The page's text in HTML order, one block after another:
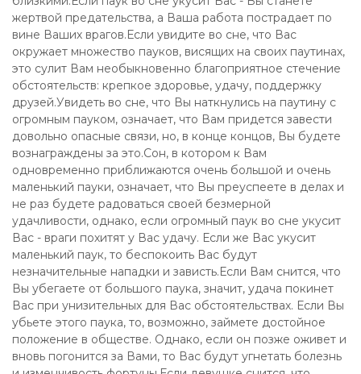
жертвой предательства, а Ваша работа пострадает по
вине Ваших врагов.Если увидите во сне, что Вас
окружает множество пауков, висящих на своих паутинах,
это сулит Вам необыкновенно благоприятное стечение
обстоятельств: крепкое здоровье, удачу, поддержку
друзей.Увидеть во сне, что Вы наткнулись на паутину с
огромным пауком, означает, что Вам придется завести
довольно опасные связи, но, в конце концов, Вы будете
вознаграждены за это.Сон, в котором к Вам
одновременно приближаются очень большой и очень
маленький пауки, означает, что Вы преуспеете в делах и
не раз будете радоваться своей безмерной
удачливости, однако, если огромный паук во сне укусит
Вас - враги похитят у Вас удачу. Если же Вас укусит
маленький паук, то беспокоить Вас будут
незначительные нападки и зависть.Если Вам снится, что
Вы убегаете от большого паука, значит, удача покинет
Вас при унизительных для Вас обстоятельствах. Если Вы
убьете этого паука, то, возможно, займете достойное
положение в обществе. Однако, если он позже оживет и
вновь погонится за Вами, то Вас будут угнетать болезнь